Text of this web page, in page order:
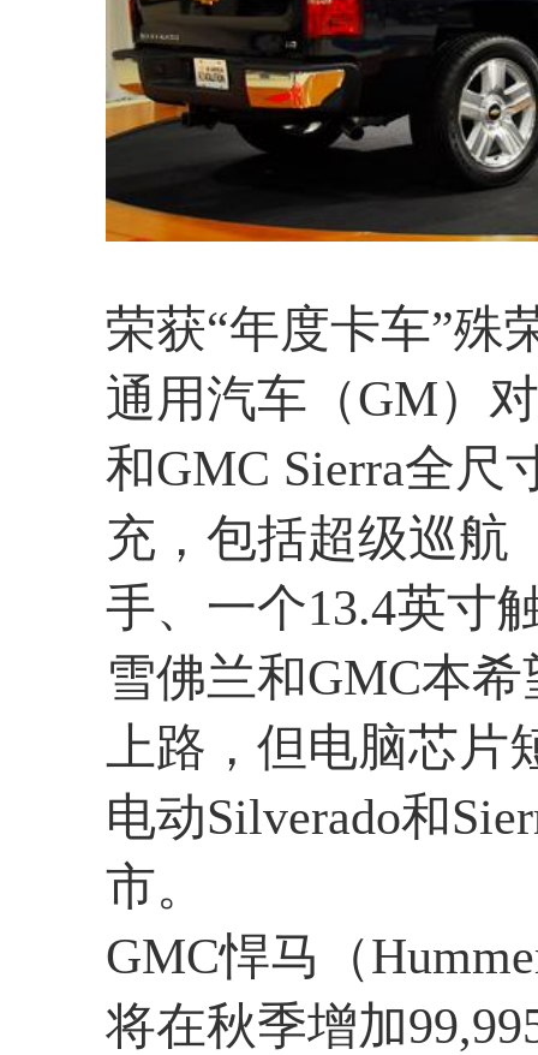
荣获“年度卡车”殊
通用汽车（GM）
和GMC Sierra全尺
充，包括超级巡航
手、一个13.4英寸
雪佛兰和GMC本
上路，但电脑芯
电动Silverado和
市。
GMC悍马（
将在秋季增加